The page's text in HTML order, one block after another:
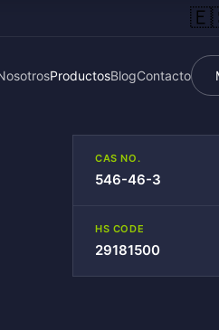
ProductosBlogContacto
CAS NO.
546-46-3
HS CODE
29181500